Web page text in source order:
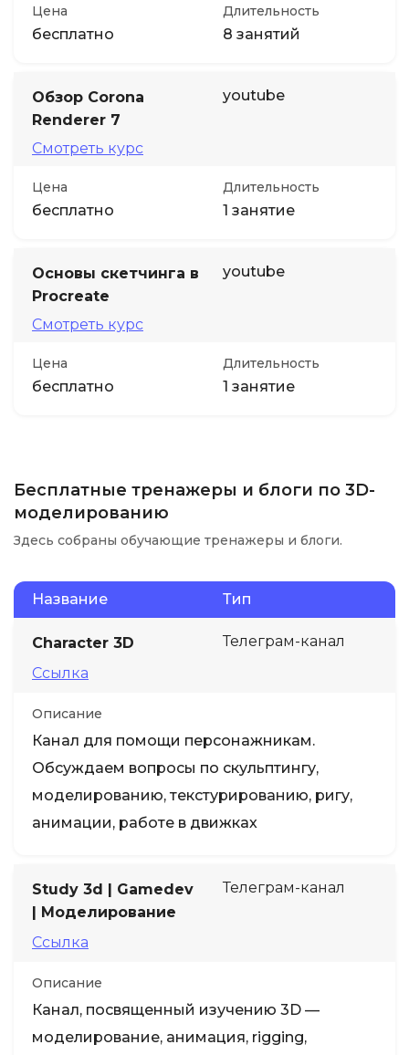
Цена
бесплатно
Длительность
8 занятий
Обзор Corona
Renderer 7
Смотреть курс
youtube
Цена
бесплатно
Длительность
1 занятие
Основы скетчинга в
Procreate
Смотреть курс
youtube
Цена
бесплатно
Длительность
1 занятие
Бесплатные тренажеры и блоги по 3D-
моделированию
Здесь собраны обучающие тренажеры и блоги.
Название Тип
Character 3D
Ссылка
Телеграм-канал
Описание
Канал для помощи персонажникам.
Обсуждаем вопросы по скульптингу,
моделированию, текстурированию, ригу,
анимации, работе в движках
Study 3d | Gamedev
| Моделирование
Ссылка
Телеграм-канал
Описание
Канал, посвященный изучению 3D —
моделирование, анимация, rigging,